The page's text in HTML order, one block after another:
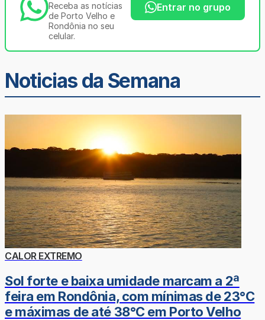
Receba as notícias
de Porto Velho e
Rondônia no seu
celular.
Entrar no grupo
Noticias da Semana
CALOR EXTREMO
Sol forte e baixa umidade marcam a 2ª
feira em Rondônia, com mínimas de 23°C
e máximas de até 38°C em Porto Velho